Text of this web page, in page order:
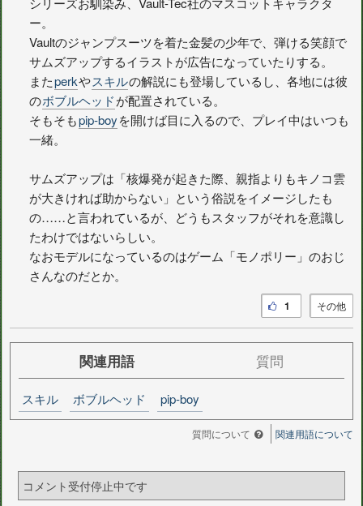
ー。
Vaultのジャンプスーツを着た金髪の少年で、弾ける笑顔で
サムズアップするイラストが広告になっていたりする。
またperkやスキルの解説にも登場しているし、各地には彼
のボブルヘッドが配置されている。
そもそもpip-boyを開けば目に入るので、プレイ中はいつも
一緒。
サムズアップは「核爆発が起きた際、親指よりもキノコ雲
が大きければ助からない」という俗説をイメージしたも
の……と言われているが、どうもスタッフがそれを意識し
たわけではないらしい。
なおモデルになっているのはゲーム「モノポリー」のおじ
さんなのだとか。
その他
1
関連用語 質問
スキル ボブルヘッド pip-boy
関連用語について
質問について
コメント受付停止中です